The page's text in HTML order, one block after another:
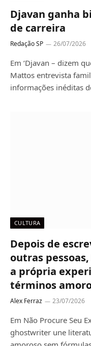
Djavan ganha
de carreira
Redação SP 26/07/2026
Em ‘Djavan – dizem
Mattos entrevista
informações inéditas
CULTURA
Depois de
outras
a própria
términos
Alex Ferraz 23/07/2026
Em Não Procure Seu
ghostwriter une